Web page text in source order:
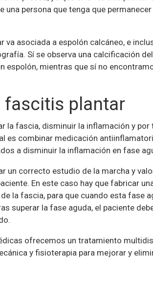
una persona que tenga que
asociada a espolón calcáneo, e
Sí se observa una calcificación
espolón, mientras que sí no
fascitis plantar
la fascia, disminuir la inflamación y por
es combinar medicación
a disminuir la inflamación en fase
un correcto estudio de la marcha y
En este caso hay que fabricar
la fascia, para que cuando esta fase
superar la fase aguda, el paciente
ofrecemos un tratamiento
y fisioterapia para mejorar y